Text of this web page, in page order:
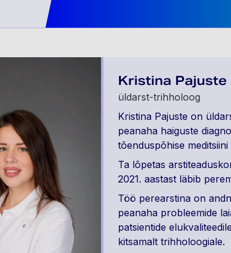
Kristina Pajuste
üldarst-trihholoog
Kristina Pajuste on
peanaha haiguste
tõenduspõhise
Ta lõpetas
2021. aastast läbib
Töö perearstina on
peanaha probleemide
patsientide
kitsamalt trihholoogiale.